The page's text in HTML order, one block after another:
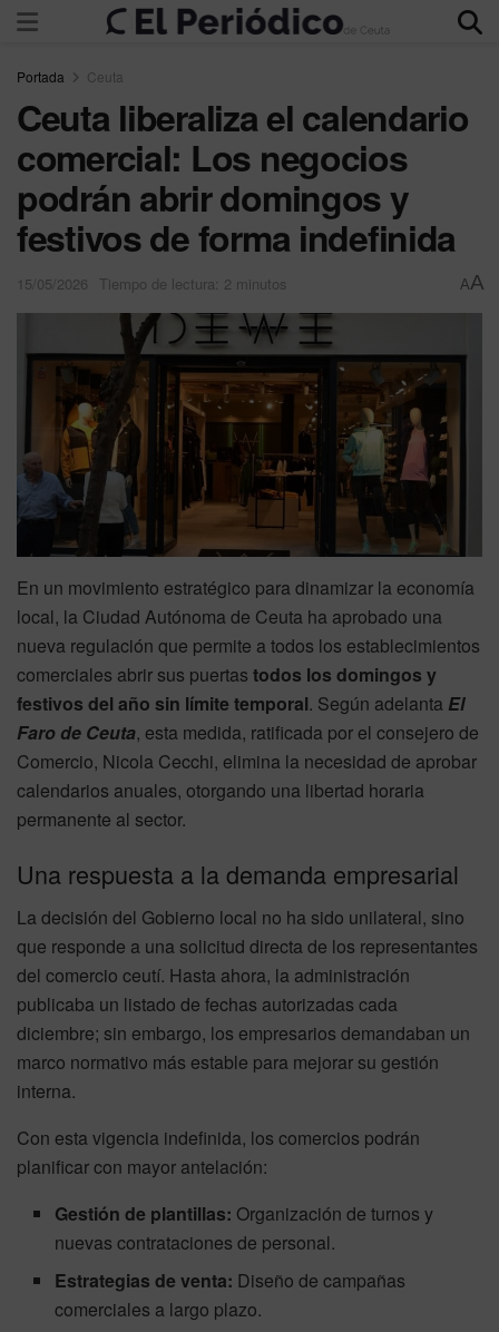
Portada Ceuta
Ceuta liberaliza el calendario
comercial: Los negocios
podrán abrir domingos y
festivos de forma indefinida
15/05/2026 Tiempo de lectura: 2 minutos AA
En un movimiento estratégico para dinamizar la economía
local, la Ciudad Autónoma de Ceuta ha aprobado una
nueva regulación que permite a todos los establecimientos
comerciales abrir sus puertas todos los domingos y
festivos del año sin límite temporal. Según adelanta El
Faro de Ceuta, esta medida, ratificada por el consejero de
Comercio, Nicola Cecchi, elimina la necesidad de aprobar
calendarios anuales, otorgando una libertad horaria
permanente al sector.
Una respuesta a la demanda empresarial
La decisión del Gobierno local no ha sido unilateral, sino
que responde a una solicitud directa de los representantes
del comercio ceutí. Hasta ahora, la administración
publicaba un listado de fechas autorizadas cada
diciembre; sin embargo, los empresarios demandaban un
marco normativo más estable para mejorar su gestión
interna.
Con esta vigencia indefinida, los comercios podrán
planificar con mayor antelación:
Gestión de plantillas: Organización de turnos y
nuevas contrataciones de personal.
Estrategias de venta: Diseño de campañas
comerciales a largo plazo.